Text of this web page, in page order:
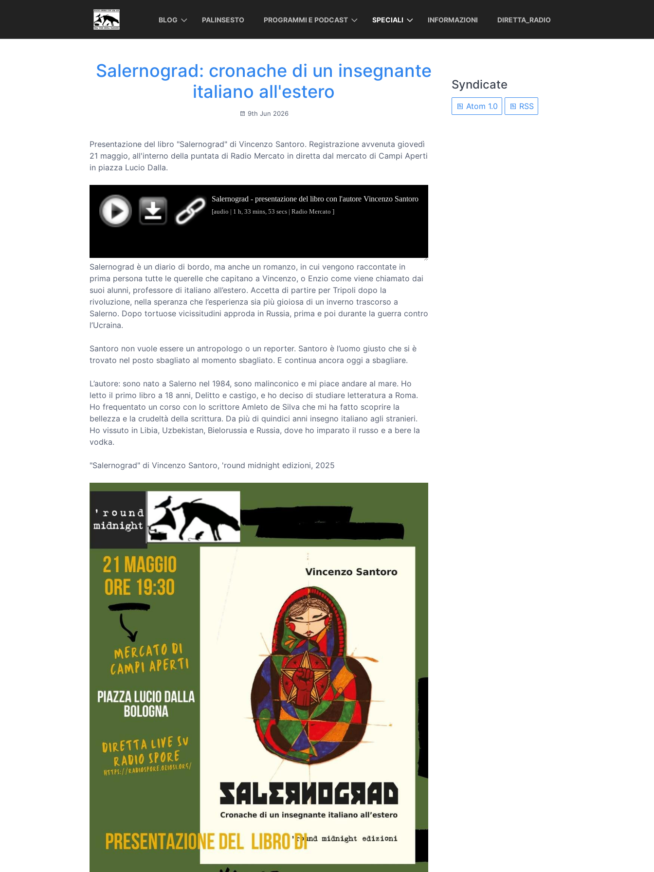
BLOG PALINSESTO PROGRAMMI E PODCAST SPECIALI INFORMAZIONI DIRETTA_RADIO
Salernograd: cronache di un insegnante
italiano all'estero
9th Jun 2026
Presentazione del libro "Salernograd" di Vincenzo Santoro. Registrazione avvenuta giovedì
21 maggio, all'interno della puntata di Radio Mercato in diretta dal mercato di Campi Aperti
in piazza Lucio Dalla.
Salernograd è un diario di bordo, ma anche un romanzo, in cui vengono raccontate in
prima persona tutte le querelle che capitano a Vincenzo, o Enzio come viene chiamato dai
suoi alunni, professore di italiano all’estero. Accetta di partire per Tripoli dopo la
rivoluzione, nella speranza che l’esperienza sia più gioiosa di un inverno trascorso a
Salerno. Dopo tortuose vicissitudini approda in Russia, prima e poi durante la guerra contro
l’Ucraina.
Santoro non vuole essere un antropologo o un reporter. Santoro è l’uomo giusto che si è
trovato nel posto sbagliato al momento sbagliato. E continua ancora oggi a sbagliare.
L’autore: sono nato a Salerno nel 1984, sono malinconico e mi piace andare al mare. Ho
letto il primo libro a 18 anni, Delitto e castigo, e ho deciso di studiare letteratura a Roma.
Ho frequentato un corso con lo scrittore Amleto de Silva che mi ha fatto scoprire la
bellezza e la crudeltà della scrittura. Da più di quindici anni insegno italiano agli stranieri.
Ho vissuto in Libia, Uzbekistan, Bielorussia e Russia, dove ho imparato il russo e a bere la
vodka.
"Salernograd" di Vincenzo Santoro, 'round midnight edizioni, 2025
Syndicate
Atom 1.0 RSS